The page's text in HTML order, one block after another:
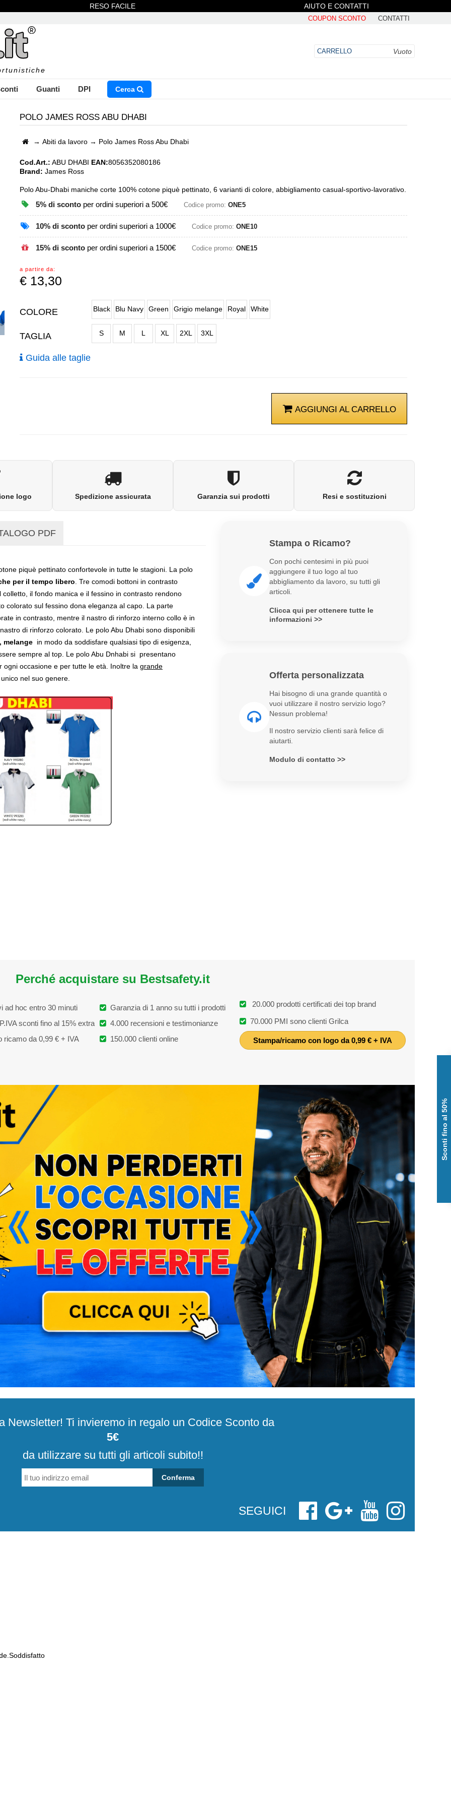
RESO FACILE AIUTO E CONTATTI
COUPON SCONTO CONTATTI
CARRELLO Vuoto
Guanti DPI Cerca
POLO JAMES ROSS ABU DHABI
→ Abiti da lavoro→ Polo James Ross Abu Dhabi
Cod.Art.: ABU DHABI EAN:8056352080186
Brand: James Ross
Polo Abu-Dhabi maniche corte 100% cotone piquè pettinato, 6 varianti di colore, abbigliamento casual-sportivo-lavorativo.
5% di scontoper ordini superiori a 500€ Codice promo: ONE5
10% di scontoper ordini superiori a 1000€ Codice promo: ONE10
15% di scontoper ordini superiori a 1500€ Codice promo: ONE15
a partire da:
€ 13,30
COLORE Black Blu Navy Green Grigio melange Royal White
TAGLIA S M L XL 2XL 3XL
Guida alle taglie
AGGIUNGI AL CARRELLO
logo Spedizione assicurata Garanzia sui prodotti Resi e sostituzioni
PDF
piquè pettinato confortevole in tutte le stagioni. La polo
per il tempo libero. Tre comodi bottoni in contrasto
il fondo manica e il fessino in contrasto rendono
colorato sul fessino dona eleganza al capo. La parte
in contrasto, mentre il nastro di rinforzo interno collo è in
di rinforzo colorato. Le polo Abu Dhabi sono disponibili
melange in modo da soddisfare qualsiasi tipo di esigenza,
sempre al top. Le polo Abu Dnhabi si presentano
occasione e per tutte le età. Inoltre la grande
nel suo genere.
Stampa o Ricamo?
Con pochi centesimi in più puoi
aggiungere il tuo logo al tuo
abbigliamento da lavoro, su tutti gli
articoli.
Clicca qui per ottenere tutte le
informazioni >>
Offerta personalizzata
Hai bisogno di una grande quantità o
vuoi utilizzare il nostro servizio logo?
Nessun problema!
Il nostro servizio clienti sarà felice di
aiutarti.
Modulo di contatto >>
Perché acquistare su Bestsafety.it
ad hoc entro 30 minuti
sconti fino al 15% extra
ricamo da 0,99 € + IVA
Garanzia di 1 anno su tutti i prodotti
4.000 recensioni e testimonianze
150.000 clienti online
20.000 prodotti certificati dei top brand
70.000 PMI sono clienti Grilca
Stampa/ricamo con logo da 0,99 € + IVA
Newsletter! Ti invieremo in regalo un Codice Sconto da
5€
da utilizzare su tutti gli articoli subito!!
Conferma
SEGUICI
Sconti fino al 50%